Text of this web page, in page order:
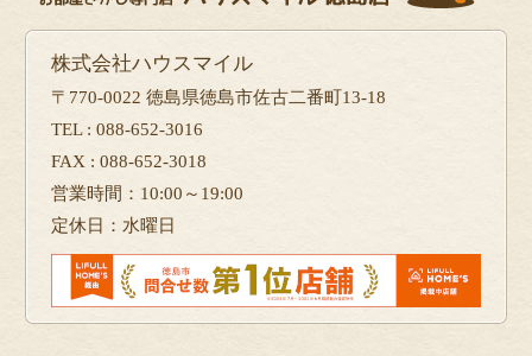
株式会社ハウスマイル
〒770-0022 徳島県徳島市佐古二番町13-18
TEL : 088-652-3016
FAX : 088-652-3018
営業時間：10:00～19:00
定休日：水曜日